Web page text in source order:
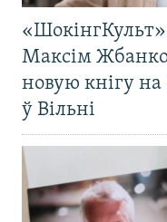
Максім
новую кнігу
ў Вільні